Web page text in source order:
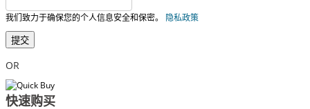
我们致力于确保您的个人信息安全和保密。 隐私政策
提交
OR
快速购买